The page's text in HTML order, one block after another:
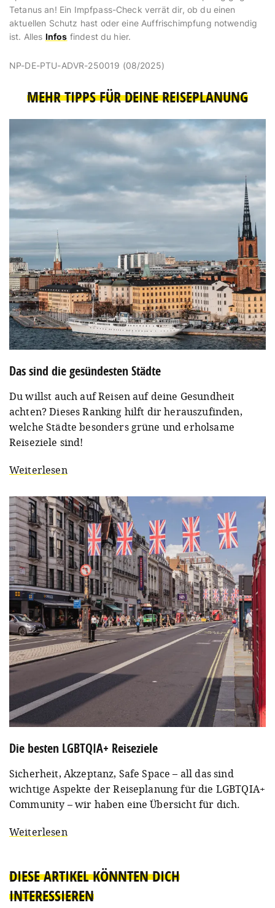
Tetanus an! Ein Impfpass-Check verrät dir, ob du einen
aktuellen Schutz hast oder eine Auffrischimpfung notwendig
ist. Alles Infos findest du hier.
NP-DE-PTU-ADVR-250019 (08/2025)
MEHR TIPPS FÜR DEINE REISEPLANUNG
Das sind die gesündesten Städte
Du willst auch auf Reisen auf deine Gesundheit
achten? Dieses Ranking hilft dir herauszufinden,
welche Städte besonders grüne und erholsame
Reiseziele sind!
Weiterlesen
Die besten LGBTQIA+ Reiseziele
Sicherheit, Akzeptanz, Safe Space – all das sind
wichtige Aspekte der Reiseplanung für die LGBTQIA+
Community – wir haben eine Übersicht für dich.
Weiterlesen
DIESE ARTIKEL KÖNNTEN DICH
INTERESSIEREN